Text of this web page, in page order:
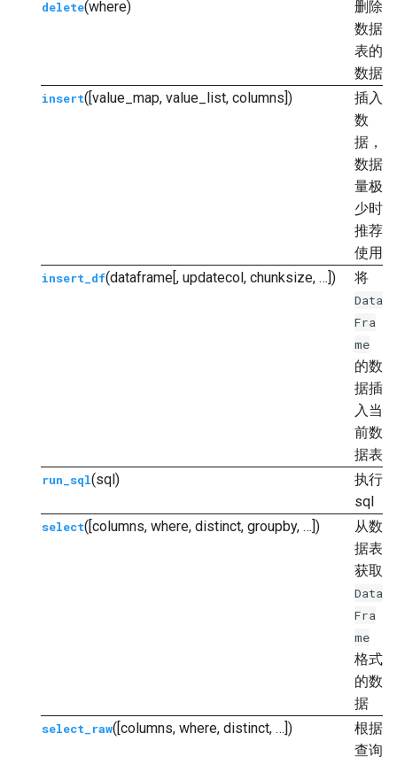
delete(where)
删除
数据
表的
数据
insert([value_map, value_list, columns])
插入
数
据，
数据
量极
少时
推荐
使用
insert_df(dataframe[, updatecol, chunksize, …]) 将
Data
Fra
me
的数
据插
入当
前数
据表
run_sql(sql)
执行
sql
select([columns, where, distinct, groupby, …])
从数
据表
获取
Data
Fra
me
格式
的数
据
select_raw([columns, where, distinct, …])
根据
查询